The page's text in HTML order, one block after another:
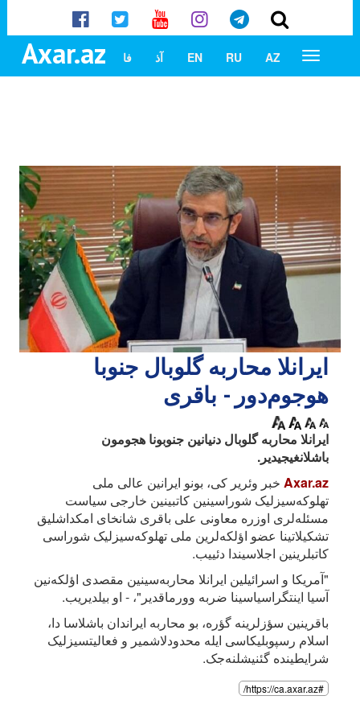
Axar.az AZ
RU
EN آذ فا
ایرانلا محاربه گلوبال جنوبا
هوجوم‌دور - باقری
ایرانلا محاربه گلوبال دنیانین جنوبونا هجومون
باشلانغیجیدیر.
Axar.az خبر وئریر کی، بونو ایرانین عالی ملی
تهلوکه‌سیزلیک شوراسینین کاتبینین خارجی سیاست
مسئله‌لری اوزره معاونی علی باقری شانخای امکداشلیق
تشکیلاتینا عضو اؤلکه‌لرین ملی تهلوکه‌سیزلیک شوراسی
کاتبلرینین اجلاسیندا دئییب.
"آمریکا و اسرائیلین ایرانلا محاربه‌سینین مقصدی اؤلکه‌نین
آسیا اینتگراسیاسینا ضربه وورماقدیر"، - او بیلدیریب.
باقرینین سؤزلرینه گؤره، بو محاربه ایراندان باشلاسا دا،
اسلام رسپوبلیکاسی ایله محدودلاشمیر و فعالیتسیزلیک
شرایطینده گئنیشلنه‌جک.
#https://ca.axar.az/